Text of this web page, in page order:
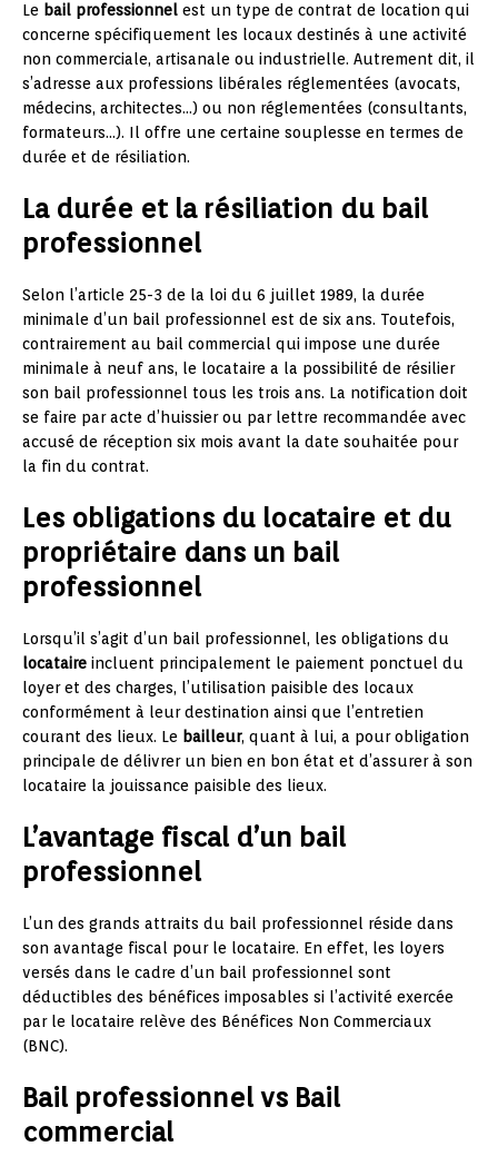
Le bail professionnel est un type de contrat de location qui
concerne spécifiquement les locaux destinés à une activité
non commerciale, artisanale ou industrielle. Autrement dit, il
s’adresse aux professions libérales réglementées (avocats,
médecins, architectes…) ou non réglementées (consultants,
formateurs…). Il offre une certaine souplesse en termes de
durée et de résiliation.
La durée et la résiliation du bail
professionnel
Selon l’article 25-3 de la loi du 6 juillet 1989, la durée
minimale d’un bail professionnel est de six ans. Toutefois,
contrairement au bail commercial qui impose une durée
minimale à neuf ans, le locataire a la possibilité de résilier
son bail professionnel tous les trois ans. La notification doit
se faire par acte d’huissier ou par lettre recommandée avec
accusé de réception six mois avant la date souhaitée pour
la fin du contrat.
Les obligations du locataire et du
propriétaire dans un bail
professionnel
Lorsqu’il s’agit d’un bail professionnel, les obligations du
locataire incluent principalement le paiement ponctuel du
loyer et des charges, l’utilisation paisible des locaux
conformément à leur destination ainsi que l’entretien
courant des lieux. Le bailleur, quant à lui, a pour obligation
principale de délivrer un bien en bon état et d’assurer à son
locataire la jouissance paisible des lieux.
L’avantage fiscal d’un bail
professionnel
L’un des grands attraits du bail professionnel réside dans
son avantage fiscal pour le locataire. En effet, les loyers
versés dans le cadre d’un bail professionnel sont
déductibles des bénéfices imposables si l’activité exercée
par le locataire relève des Bénéfices Non Commerciaux
(BNC).
Bail professionnel vs Bail
commercial